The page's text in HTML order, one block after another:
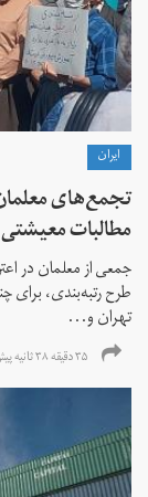
ايران
تجمع‌های
مطالبات معیشتی
جمعی از معلمان در
طرح رتبه‌بندی،
تهران و...
۳۵ دقیقه ۳۸ ثانیه پیش